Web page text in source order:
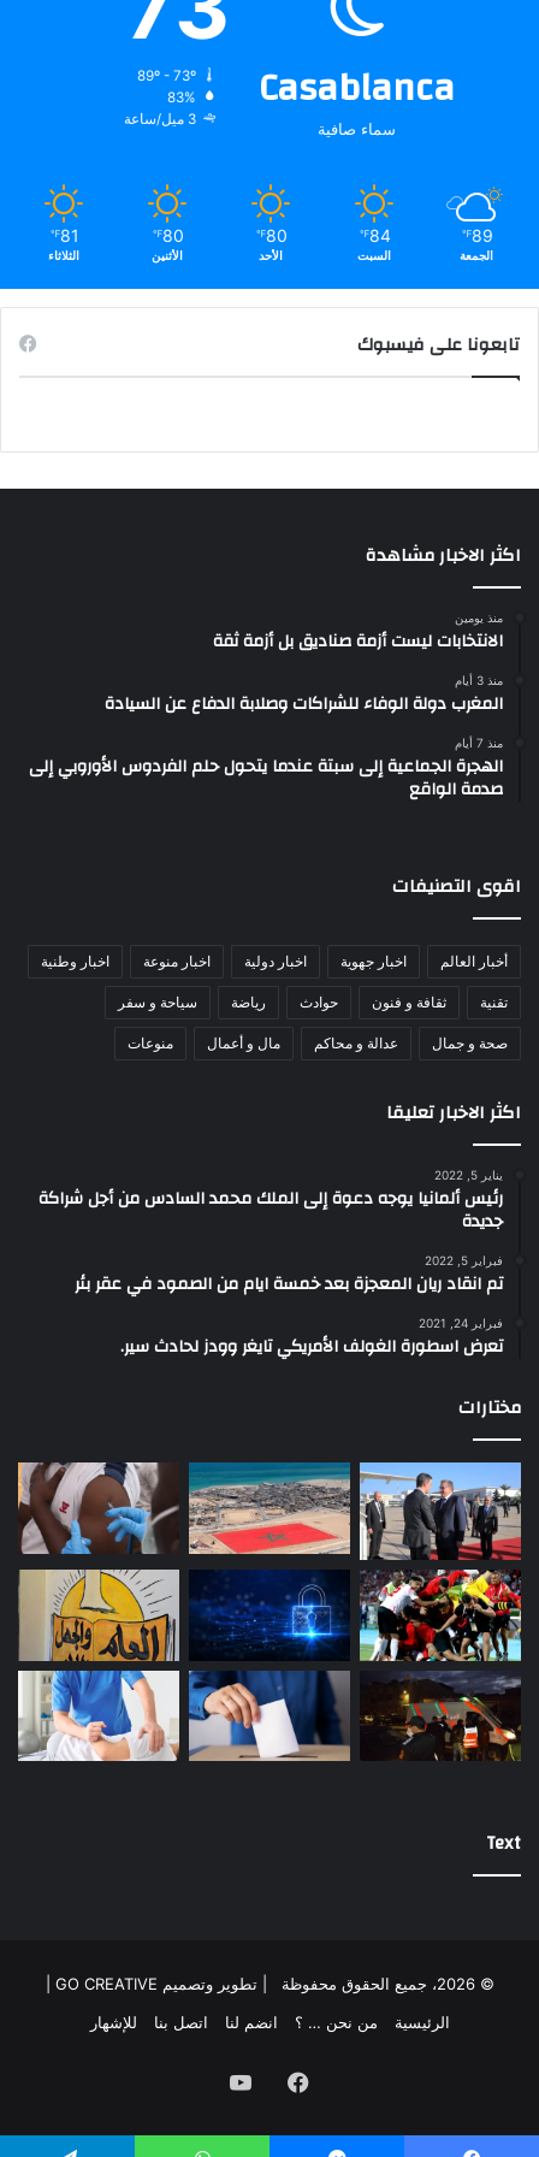
Casablanca
سماء صافية
83%
3 ميل/ساعة
89
℉
الجمعة
84
℉
السبت
80
℉
الأحد
80
℉
الأثنين
81
℉
الثلاثاء
تابعونا على فيسبوك
اكثر الاخبار مشاهدة
منذ يومين
الانتخابات ليست أزمة صناديق بل أزمة ثقة
منذ 3 أيام
المغرب دولة الوفاء للشراكات وصلابة الدفاع عن السيادة
منذ 7 أيام
الهجرة الجماعية إلى سبتة عندما يتحول حلم الفردوس الأوروبي إلى
صدمة الواقع
اقوى التصنيفات
أخبار العالم اخبار جهوية اخبار دولية اخبار منوعة اخبار وطنية
تقنية ثقافة و فنون حوادث رياضة سياحة و سفر
صحة و جمال عدالة و محاكم مال و أعمال منوعات
اكثر الاخبار تعليقا
يناير 5, 2022
رئيس ألمانيا يوجه دعوة إلى الملك محمد السادس من أجل شراكة
جديدة
فبراير 5, 2022
تم انقاد ريان المعجزة بعد خمسة ايام من الصمود في عقر بئر
فبراير 24, 2021
تعرض اسطورة الغولف الأمريكي تايغر وودز لحادث سير.
مختارات
Text
© 2026، جميع الحقوق محفوظة | تطوير وتصميم GO CREATIVE
الرئيسية
من نحن … ؟ انضم لنا اتصل بنا للإشهار
فيسبوك